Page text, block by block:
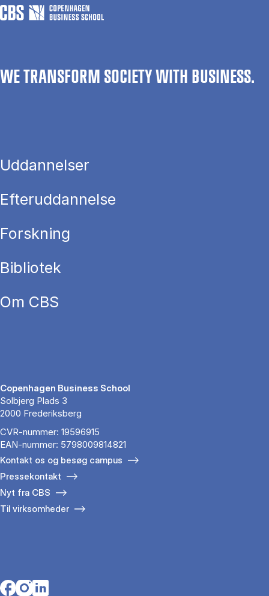
WE TRANSFORM SOCIETY WITH BUSINESS.
Uddannelser
Efteruddannelse
Forskning
Bibliotek
Om CBS
Copenhagen Business School
Solbjerg Plads 3
2000 Frederiksberg
CVR-nummer: 19596915
EAN-nummer: 5798009814821
Kontakt os og besøg campus
Pressekontakt
Nyt fra CBS
Til virksomheder
Opens in a new tab
Opens in a new tab
Opens in a new tab